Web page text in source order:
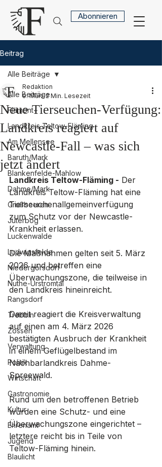
Abonnieren
Beitrag
Alle Beiträge
Flämont+
Landkreis Teltow-Fläming
Am Mellensee
Baruth/Mark
Blankenfelde-Mahlow
Dahme/Mark
Großbeeren
Jüterbog
Luckenwalde
Ludwigsfelde
Niedergörsdorf
Nuthe-Urstromtal
Rangsdorf
Trebbin
Zossen
Verwaltung
Politik
Wirtschaft
Gastronomie
Kultur
Ehrenamt
Jugend
Blaulicht
Alle Beiträge
Neue Tierseuchen-Verfügung:
Landkreis reagiert auf
Newcastle-Fall – was sich
jetzt ändert
Redaktion
9. März 2 Min. Lesezeit
Landkreis Teltow-Fläming - Der
Landkreis Teltow-Fläming hat eine
Tierseuchenallgemeinverfügung
zum Schutz vor der Newcastle-
Krankheit erlassen.
Die Maßnahmen gelten seit 5. März
2026 und betreffen eine
Überwachungszone, die teilweise in
den Landkreis hineinreicht.
Damit reagiert die Kreisverwaltung
auf einen am 4. März 2026
bestätigten Ausbruch der Krankheit
in einem Geflügelbestand im
Nachbarlandkreis Dahme-
Spreewald.
Rund um den betroffenen Betrieb
wurden eine Schutz- und eine
Überwachungszone eingerichtet –
letztere reicht bis in Teile von
Teltow-Fläming hinein.